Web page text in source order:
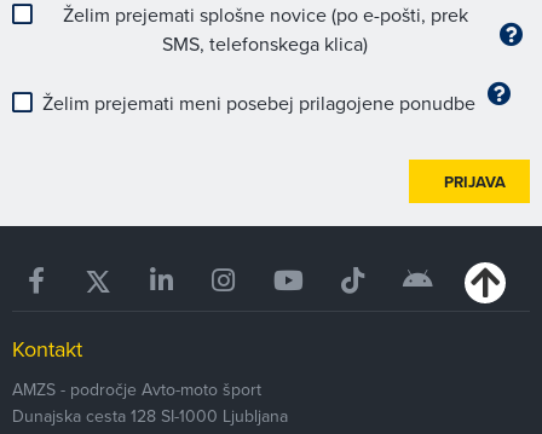
Želim prejemati splošne novice (po e-pošti, prek
SMS, telefonskega klica)
Želim prejemati meni posebej prilagojene ponudbe
PRIJAVA
Kontakt
AMZS - področje Avto-moto šport
Dunajska cesta 128 SI-1000 Ljubljana